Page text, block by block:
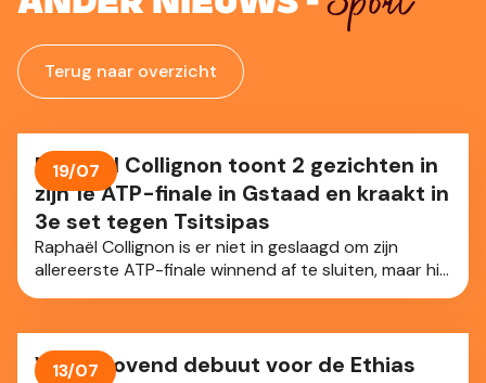
Terug naar overzicht
Raphäel Collignon toont 2 gezichten in
zijn 1e ATP-finale in Gstaad en kraakt in
3e set tegen Tsitsipas
Raphaël Collignon is er niet in geslaagd om zijn
allereerste ATP-finale winnend af te sluiten, maar hij
heeft zich wel enorm geweerd in Gstaad (Zwi). Onze
gezichten tegen de Griek Stefanos Tsitsipas (ATP-
85). Bij momenten wervelend en vol klasse, maar ook
19/07
Veelbelovend debuut voor de Ethias
13/07